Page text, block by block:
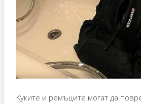
Куките и ремъците могат да